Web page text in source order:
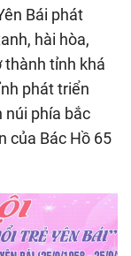
Bái phát
hài hòa,
thành tỉnh khá
phát triển
núi phía bắc
của Bác Hồ 65